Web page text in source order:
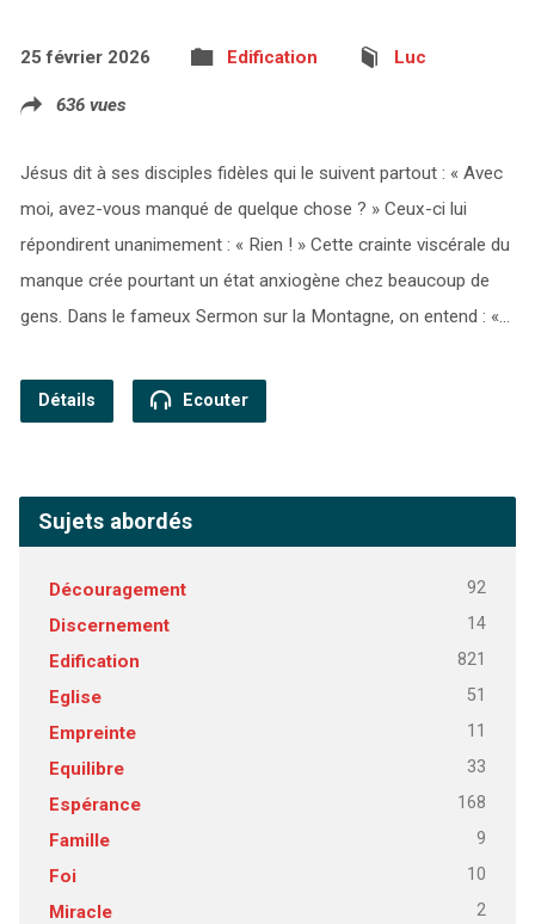
25 février 2026 Edification Luc
636 vues
Jésus dit à ses disciples fidèles qui le suivent partout : « Avec
moi, avez-vous manqué de quelque chose ? » Ceux-ci lui
répondirent unanimement : « Rien ! » Cette crainte viscérale du
manque crée pourtant un état anxiogène chez beaucoup de
gens. Dans le fameux Sermon sur la Montagne, on entend : «…
Détails Ecouter
Sujets abordés
Découragement 92
Discernement 14
Edification 821
Eglise 51
Empreinte 11
Equilibre 33
Espérance 168
Famille 9
Foi 10
Miracle 2